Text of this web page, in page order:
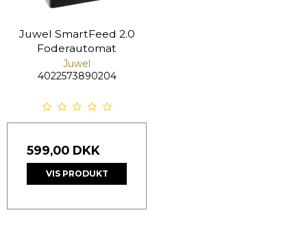
Juwel SmartFeed 2.0
Foderautomat
Juwel
4022573890204
599,00 DKK
VIS PRODUKT